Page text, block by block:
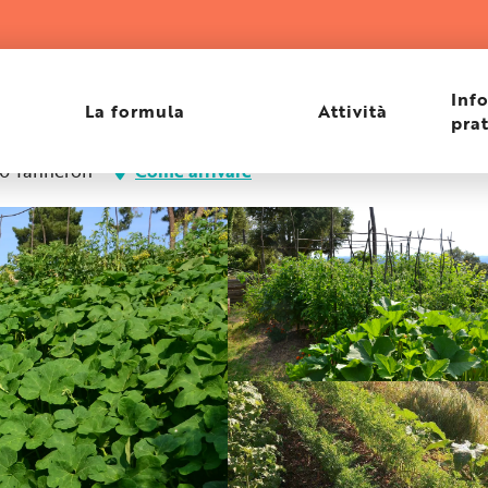
La formula Attività
Tanneron Come arrivare